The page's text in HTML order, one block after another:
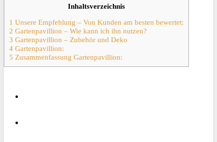
Inhaltsverzeichnis
1 Unsere Empfehlung – Von Kunden am besten bewertet:
2 Gartenpavillion – Wie kann ich ihn nutzen?
3 Gartenpavillion – Zubehör und Deko
4 Gartenpavillion:
5 Zusammenfassung Gartenpavillion: